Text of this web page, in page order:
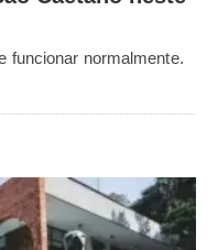
funcionar normalmente.